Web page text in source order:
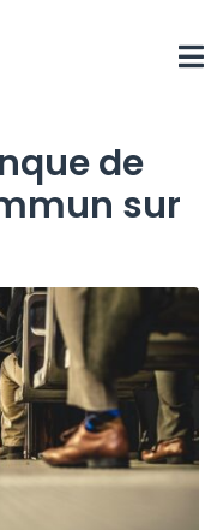
de
sur